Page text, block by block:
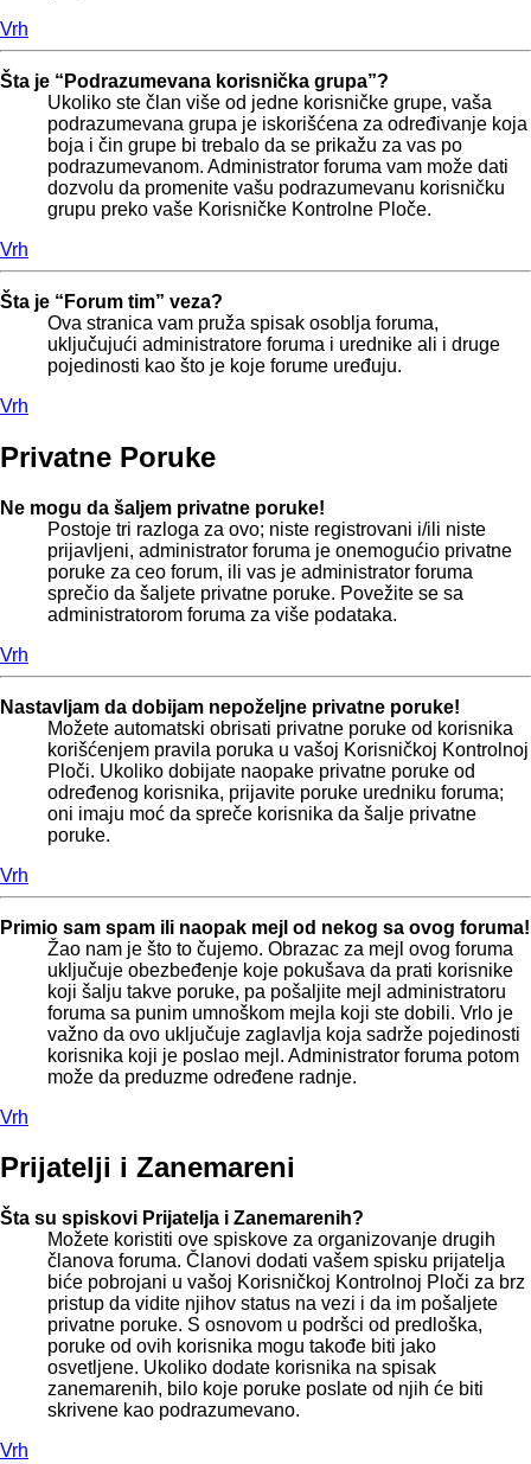
Vrh
Šta je “Podrazumevana korisnička grupa”?
Ukoliko ste član više od jedne korisničke grupe, vaša
podrazumevana grupa je iskorišćena za određivanje koja
boja i čin grupe bi trebalo da se prikažu za vas po
podrazumevanom. Administrator foruma vam može dati
dozvolu da promenite vašu podrazumevanu korisničku
grupu preko vaše Korisničke Kontrolne Ploče.
Vrh
Šta je “Forum tim” veza?
Ova stranica vam pruža spisak osoblja foruma,
uključujući administratore foruma i urednike ali i druge
pojedinosti kao što je koje forume uređuju.
Vrh
Privatne Poruke
Ne mogu da šaljem privatne poruke!
Postoje tri razloga za ovo; niste registrovani i/ili niste
prijavljeni, administrator foruma je onemogućio privatne
poruke za ceo forum, ili vas je administrator foruma
sprečio da šaljete privatne poruke. Povežite se sa
administratorom foruma za više podataka.
Vrh
Nastavljam da dobijam nepoželjne privatne poruke!
Možete automatski obrisati privatne poruke od korisnika
korišćenjem pravila poruka u vašoj Korisničkoj Kontrolnoj
Ploči. Ukoliko dobijate naopake privatne poruke od
određenog korisnika, prijavite poruke uredniku foruma;
oni imaju moć da spreče korisnika da šalje privatne
poruke.
Vrh
Primio sam spam ili naopak mejl od nekog sa ovog foruma!
Žao nam je što to čujemo. Obrazac za mejl ovog foruma
uključuje obezbeđenje koje pokušava da prati korisnike
koji šalju takve poruke, pa pošaljite mejl administratoru
foruma sa punim umnoškom mejla koji ste dobili. Vrlo je
važno da ovo uključuje zaglavlja koja sadrže pojedinosti
korisnika koji je poslao mejl. Administrator foruma potom
može da preduzme određene radnje.
Vrh
Prijatelji i Zanemareni
Šta su spiskovi Prijatelja i Zanemarenih?
Možete koristiti ove spiskove za organizovanje drugih
članova foruma. Članovi dodati vašem spisku prijatelja
biće pobrojani u vašoj Korisničkoj Kontrolnoj Ploči za brz
pristup da vidite njihov status na vezi i da im pošaljete
privatne poruke. S osnovom u podršci od predloška,
poruke od ovih korisnika mogu takođe biti jako
osvetljene. Ukoliko dodate korisnika na spisak
zanemarenih, bilo koje poruke poslate od njih će biti
skrivene kao podrazumevano.
Vrh